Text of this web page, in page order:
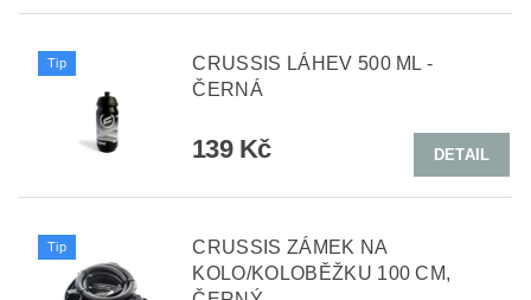
Tip
CRUSSIS LÁHEV 500 ML -
ČERNÁ
139 Kč DETAIL
Tip
CRUSSIS ZÁMEK NA
KOLO/KOLOBĚŽKU 100 CM,